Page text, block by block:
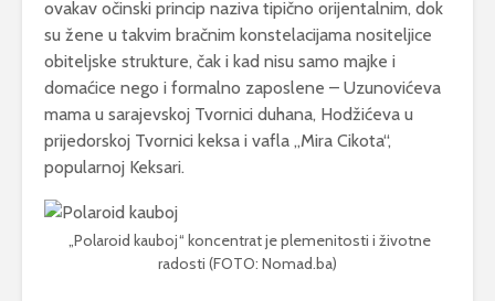
ovakav očinski princip naziva tipično orijentalnim, dok
su žene u takvim bračnim konstelacijama nositeljice
obiteljske strukture, čak i kad nisu samo majke i
domaćice nego i formalno zaposlene – Uzunovićeva
mama u sarajevskoj Tvornici duhana, Hodžićeva u
prijedorskoj Tvornici keksa i vafla „Mira Cikota“,
popularnoj Keksari.
„Polaroid kauboj“ koncentrat je plemenitosti i životne
radosti (FOTO: Nomad.ba)